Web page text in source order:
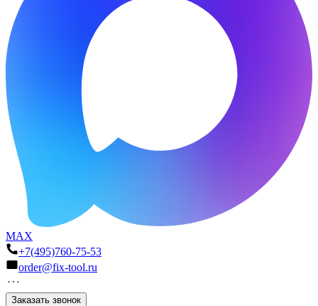
MAX
+7(495)760-75-53
order@fix-tool.ru
Заказать звонок